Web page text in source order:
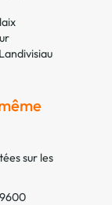
sur les